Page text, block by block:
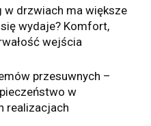
w drzwiach ma większe
wydaje? Komfort,
wejścia
przesuwnych –
w
realizacjach